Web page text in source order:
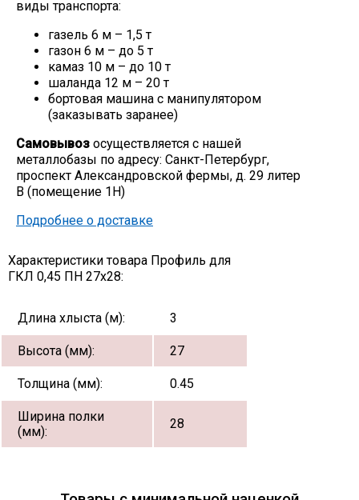
виды транспорта:
газель 6 м – 1,5 т
газон 6 м – до 5 т
камаз 10 м – до 10 т
шаланда 12 м – 20 т
бортовая машина с манипулятором
(заказывать заранее)
Самовывоз осуществляется с нашей
металлобазы по адресу: Санкт-Петербург,
проспект Александровской фермы, д. 29 литер
В (помещение 1Н)
Подробнее о доставке
Характеристики товара Профиль для
ГКЛ 0,45 ПН 27х28:
Длина хлыста (м): 3
Высота (мм): 27
Толщина (мм): 0.45
Ширина полки
(мм):
28